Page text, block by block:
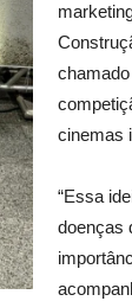
cinemas
“Essa
doenças